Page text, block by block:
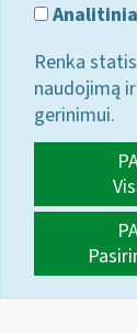
Renka
naudojimą
gerinimui.